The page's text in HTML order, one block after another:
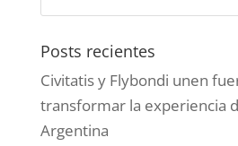
Posts recientes
Civitatis y Flybondi unen
transformar la experiencia
Argentina